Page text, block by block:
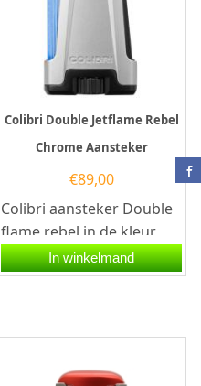
Colibri Double Jetflame Rebel
Chrome Aansteker
€89,00
Colibri aansteker Double
flame rebel in de kleur
chrome. De aansteker
werkt op butaangas en
In winkelmand